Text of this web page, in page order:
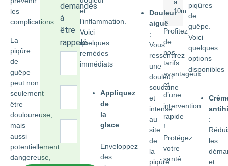
les
complications.
La
piqûre
de
guêpe
peut non
seulement
être
douloureuse,
mais
aussi
potentiellement
dangereuse,
demandés
à
être
rappelé.
et
l’inflammation.
Voici
quelques
remèdes
immédiats
:
Appliquez
de
la
glace
:
Enveloppez
des
Douleur
aiguë
:
Vous
ressentirez
une
douleur
soudaine
et
intense
au
site
de
la
piqûre.
à
10m
Profitez
de
nos
tarifs
avantageux
et
d’une
intervention
rapide
!
Protégez
votre
santé
piqûres
de
guêpe.
Voici
quelques
options
disponibles
:
:
les
et